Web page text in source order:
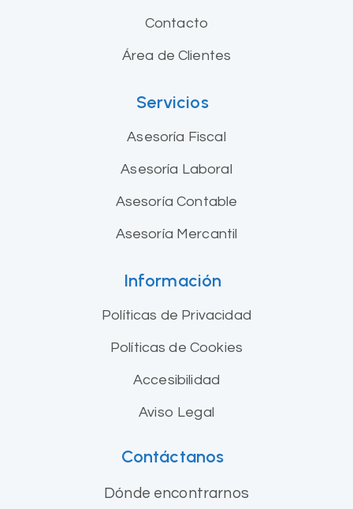
Contacto
Área de Clientes
Servicios
Asesoría Fiscal
Asesoría Laboral
Asesoría Contable
Asesoría Mercantil
Información
Políticas de Privacidad
Políticas de Cookies
Accesibilidad
Aviso Legal
Contáctanos
Dónde encontrarnos